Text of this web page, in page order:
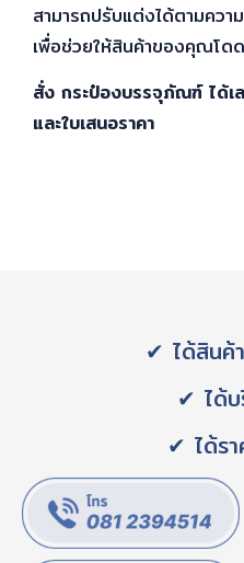
สามารถปรับแต่งได้ตามคว
เพื่อช่วยให้สินค้าของคุณโด
สั่ง กระป๋องบรรจุภัณฑ์ ได้เ
และใบเสนอราคา
✔ ได้สินค้
✔ ได้บ
✔ ได้ร